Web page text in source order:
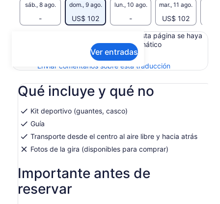
sáb., 8 ago.
-
dom., 9 ago.
US$ 102
lun., 10 ago.
-
mar., 11 ago.
US$ 102
Ver entradas
Es posible que el contenido de esta página se haya
generado con un traductor automático
Ver el texto original (inglés)
Enviar comentarios sobre esta traducciónSe
en
Qué incluye y qué no
Kit deportivo (guantes, casco)
Guía
Transporte desde el centro al aire libre y hacia atrás
Fotos de la gira (disponibles para comprar)
Importante antes de
reservar